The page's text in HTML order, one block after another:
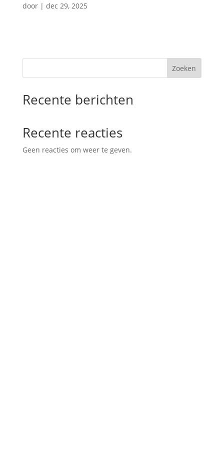
door | dec 29, 2025
Zoeken
Recente berichten
Recente reacties
Geen reacties om weer te geven.